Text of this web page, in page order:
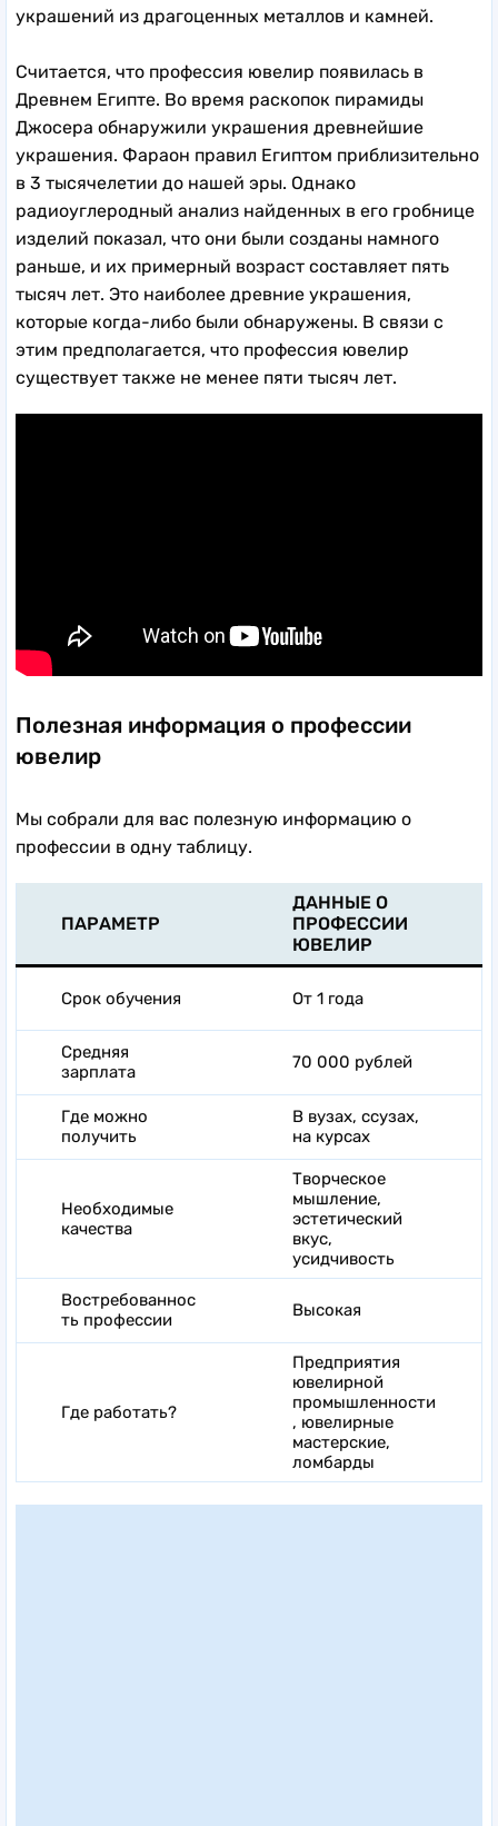
украшений из драгоценных металлов и камней.
Считается, что профессия ювелир появилась в
Древнем Египте. Во время раскопок пирамиды
Джосера обнаружили украшения древнейшие
украшения. Фараон правил Египтом приблизительно
в 3 тысячелетии до нашей эры. Однако
радиоуглеродный анализ найденных в его гробнице
изделий показал, что они были созданы намного
раньше, и их примерный возраст составляет пять
тысяч лет. Это наиболее древние украшения,
которые когда-либо были обнаружены. В связи с
этим предполагается, что профессия ювелир
существует также не менее пяти тысяч лет.
Полезная информация о профессии
ювелир
Мы собрали для вас полезную информацию о
профессии в одну таблицу.
ПАРАМЕТР
ДАННЫЕ О
ПРОФЕССИИ
ЮВЕЛИР
Срок обучения От 1 года
Средняя
зарплата
70 000 рублей
Где можно
получить
В вузах, ссузах,
на курсах
Необходимые
качества
Творческое
мышление,
эстетический
вкус,
усидчивость
Востребованнос
ть профессии
Высокая
Где работать?
Предприятия
ювелирной
промышленности
, ювелирные
мастерские,
ломбарды